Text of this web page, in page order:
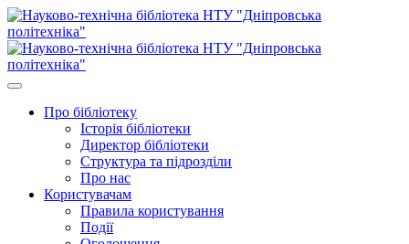
Про бiблiотеку
Історія бібліотеки
Директор бiблiотеки
Структура та підрозділи
Про нас
Користувачам
Правила користування
Події